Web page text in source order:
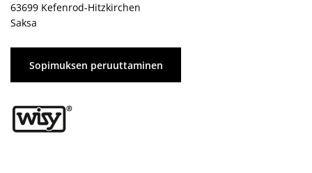
63699 Kefenrod-Hitzkirchen
Saksa
Sopimuksen peruuttaminen